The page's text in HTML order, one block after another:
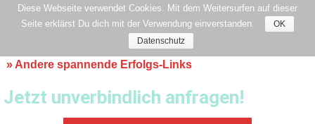
» Andere spannende Erfolgs-Links
Jetzt unverbindlich anfragen!